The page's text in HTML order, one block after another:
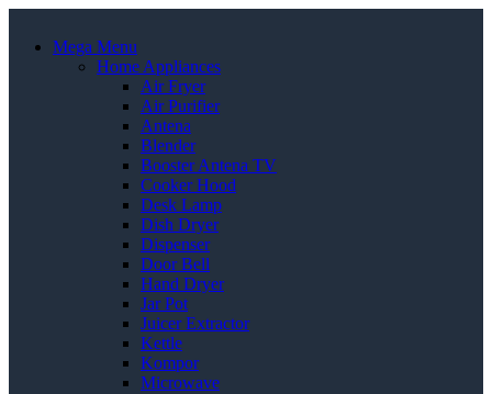
Mega Menu
Home Appliances
Air Fryer
Air Purifier
Antena
Blender
Booster Antena TV
Cooker Hood
Desk Lamp
Dish Dryer
Dispenser
Door Bell
Hand Dryer
Jar Pot
Juicer Extractor
Kettle
Kompor
Microwave